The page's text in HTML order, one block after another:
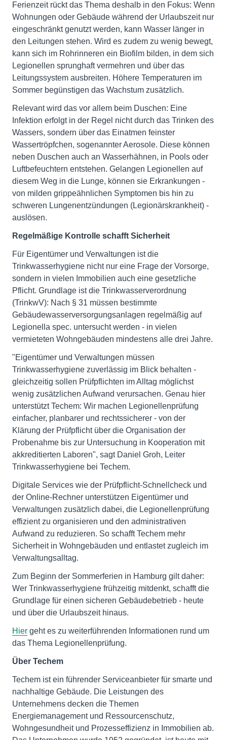
Ferienzeit rückt das Thema deshalb in den Fokus: Wenn
Wohnungen oder Gebäude während der Urlaubszeit nur
eingeschränkt genutzt werden, kann Wasser länger in
den Leitungen stehen. Wird es zudem zu wenig bewegt,
kann sich im Rohrinneren ein Biofilm bilden, in dem sich
Legionellen sprunghaft vermehren und über das
Leitungssystem ausbreiten. Höhere Temperaturen im
Sommer begünstigen das Wachstum zusätzlich.
Relevant wird das vor allem beim Duschen: Eine
Infektion erfolgt in der Regel nicht durch das Trinken des
Wassers, sondern über das Einatmen feinster
Wassertröpfchen, sogenannter Aerosole. Diese können
neben Duschen auch an Wasserhähnen, in Pools oder
Luftbefeuchtern entstehen. Gelangen Legionellen auf
diesem Weg in die Lunge, können sie Erkrankungen -
von milden grippeähnlichen Symptomen bis hin zu
schweren Lungenentzündungen (Legionärskrankheit) -
auslösen.
Regelmäßige Kontrolle schafft Sicherheit
Für Eigentümer und Verwaltungen ist die
Trinkwasserhygiene nicht nur eine Frage der Vorsorge,
sondern in vielen Immobilien auch eine gesetzliche
Pflicht. Grundlage ist die Trinkwasserverordnung
(TrinkwV): Nach § 31 müssen bestimmte
Gebäudewasserversorgungsanlagen regelmäßig auf
Legionella spec. untersucht werden - in vielen
vermieteten Wohngebäuden mindestens alle drei Jahre.
"Eigentümer und Verwaltungen müssen
Trinkwasserhygiene zuverlässig im Blick behalten -
gleichzeitig sollen Prüfpflichten im Alltag möglichst
wenig zusätzlichen Aufwand verursachen. Genau hier
unterstützt Techem: Wir machen Legionellenprüfung
einfacher, planbarer und rechtssicherer - von der
Klärung der Prüfpflicht über die Organisation der
Probenahme bis zur Untersuchung in Kooperation mit
akkreditierten Laboren", sagt Daniel Groh, Leiter
Trinkwasserhygiene bei Techem.
Digitale Services wie der Prüfpflicht-Schnellcheck und
der Online-Rechner unterstützen Eigentümer und
Verwaltungen zusätzlich dabei, die Legionellenprüfung
effizient zu organisieren und den administrativen
Aufwand zu reduzieren. So schafft Techem mehr
Sicherheit in Wohngebäuden und entlastet zugleich im
Verwaltungsalltag.
Zum Beginn der Sommerferien in Hamburg gilt daher:
Wer Trinkwasserhygiene frühzeitig mitdenkt, schafft die
Grundlage für einen sicheren Gebäudebetrieb - heute
und über die Urlaubszeit hinaus.
Hier geht es zu weiterführenden Informationen rund um
das Thema Legionellenprüfung.
Über Techem
Techem ist ein führender Serviceanbieter für smarte und
nachhaltige Gebäude. Die Leistungen des
Unternehmens decken die Themen
Energiemanagement und Ressourcenschutz,
Wohngesundheit und Prozesseffizienz in Immobilien ab.